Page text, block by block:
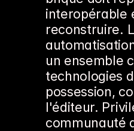
interopérable
reconstruire.
un ensemble
technologies
possession,
l'éditeur.
communauté